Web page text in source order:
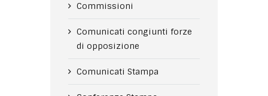
Commissioni
Comunicati congiunti forze
di opposizione
Comunicati Stampa